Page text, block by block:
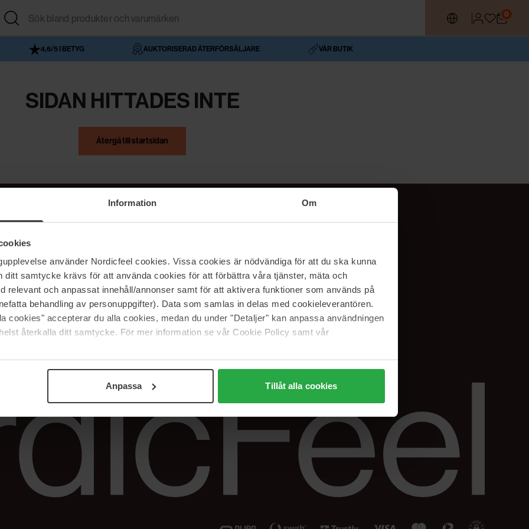
Information Om
använder Nordicfeel cookies. Vissa cookies är nödvändiga för att du ska kunna
ditt samtycke krävs för att använda cookies för att förbättra våra tjänster, mäta och
relevant och anpassat innehåll/annonser samt för att aktivera funktioner som används på
behandling av personuppgifter). Data som samlas in delas med cookieleverantören.
cookies" accepterar du alla cookies, medan du under "Detaljer" kan anpassa användningen
återkalla ditt samtycke. För mer information se vår Cookie Policy samt vår
Anpassa Tillåt alla cookies
0
4,6/5 I BETYG AUKTORISERAD ÅTERFÖRSÄLJARE VÅR BUTIK
SIDAN HITTADES INTE
Återgå till startsidan
NordicFeel
Vår butik
Våra varumärken
Jobba hos oss
Samarbeta med oss
The Beauty Edit
Hjälp
FAQ
Spåra min beställning
Returer &
reklamationer
Följ oss
Facebook
Instagram
Linkedin